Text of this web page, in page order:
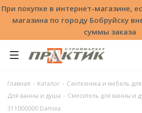
При покупке в интернет-магазине,
магазина по городу Бобруйску
суммы заказа
Главная - Каталог - Сантехника и мебель
Для ванны и душа - Смеситель для ванны и
311000000 Damixa